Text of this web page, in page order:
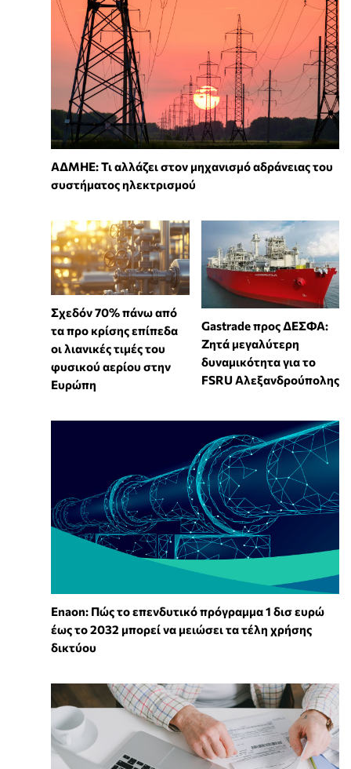
ΑΔΜΗΕ: Τι αλλάζει στον μηχανισμό αδράνειας του
συστήματος ηλεκτρισμού
Σχεδόν 70% πάνω από
τα προ κρίσης επίπεδα
οι λιανικές τιμές του
φυσικού αερίου στην
Ευρώπη
Gastrade προς ΔΕΣΦΑ:
Ζητά μεγαλύτερη
δυναμικότητα για το
FSRU Αλεξανδρούπολης
Enaon: Πώς το επενδυτικό πρόγραμμα 1 δισ ευρώ
έως το 2032 μπορεί να μειώσει τα τέλη χρήσης
δικτύου